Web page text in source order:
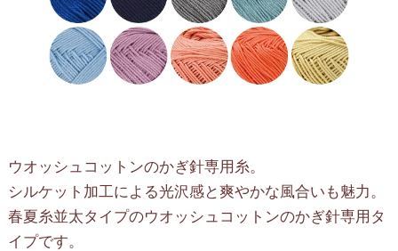
ウオッシュコットンのかぎ針専用糸。
シルケット加工による光沢感と爽やかな風合いも魅力。
春夏糸並太タイプのウオッシュコットンのかぎ針専用タ
イプです。